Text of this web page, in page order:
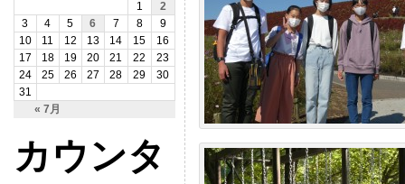
« 7月
1
2
3
4 5 6 7 8
9
10
11 12 13 14 15
16
17
18 19 20 21 22
23
24
25 26 27 28 29
30
31
カウンタ